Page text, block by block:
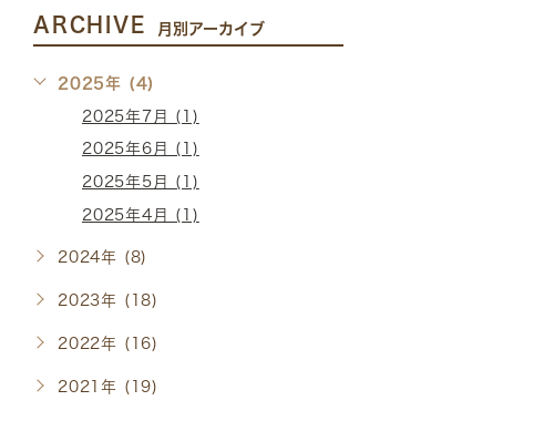
ARCHIVE 月別アーカイブ
2025年 (4)
2025年7月 (1)
2025年6月 (1)
2025年5月 (1)
2025年4月 (1)
2024年 (8)
2023年 (18)
2022年 (16)
2021年 (19)